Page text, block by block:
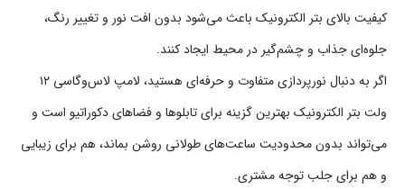
کیفیت بالای بتر الکترونیک باعث می‌شود بدون افت نور و تغییر رنگ،
جلوه‌ای جذاب و چشم‌گیر در محیط ایجاد کنند.
اگر به دنبال نورپردازی متفاوت و حرفه‌ای هستید، لامپ لاس‌وگاسی ۱۲
ولت بتر الکترونیک بهترین گزینه برای تابلوها و فضاهای دکوراتیو است و
می‌تواند بدون محدودیت ساعت‌های طولانی روشن بماند، هم برای زیبایی
و هم برای جلب توجه مشتری.